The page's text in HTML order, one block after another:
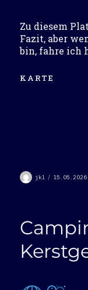
Zu diesem
Fazit, aber
bin, fahre ich
KARTE
Autor
jkl 15.05.2026